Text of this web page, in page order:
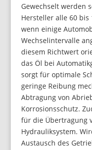
Gewechselt werden
Hersteller alle 60 bis
wenn einige
Wechselintervalle
diesem Richtwert
das Öl bei
sorgt für optimale
geringe Reibung
Abtragung von
Korrosionsschutz.
für die Übertragung
Hydrauliksystem.
Austausch des